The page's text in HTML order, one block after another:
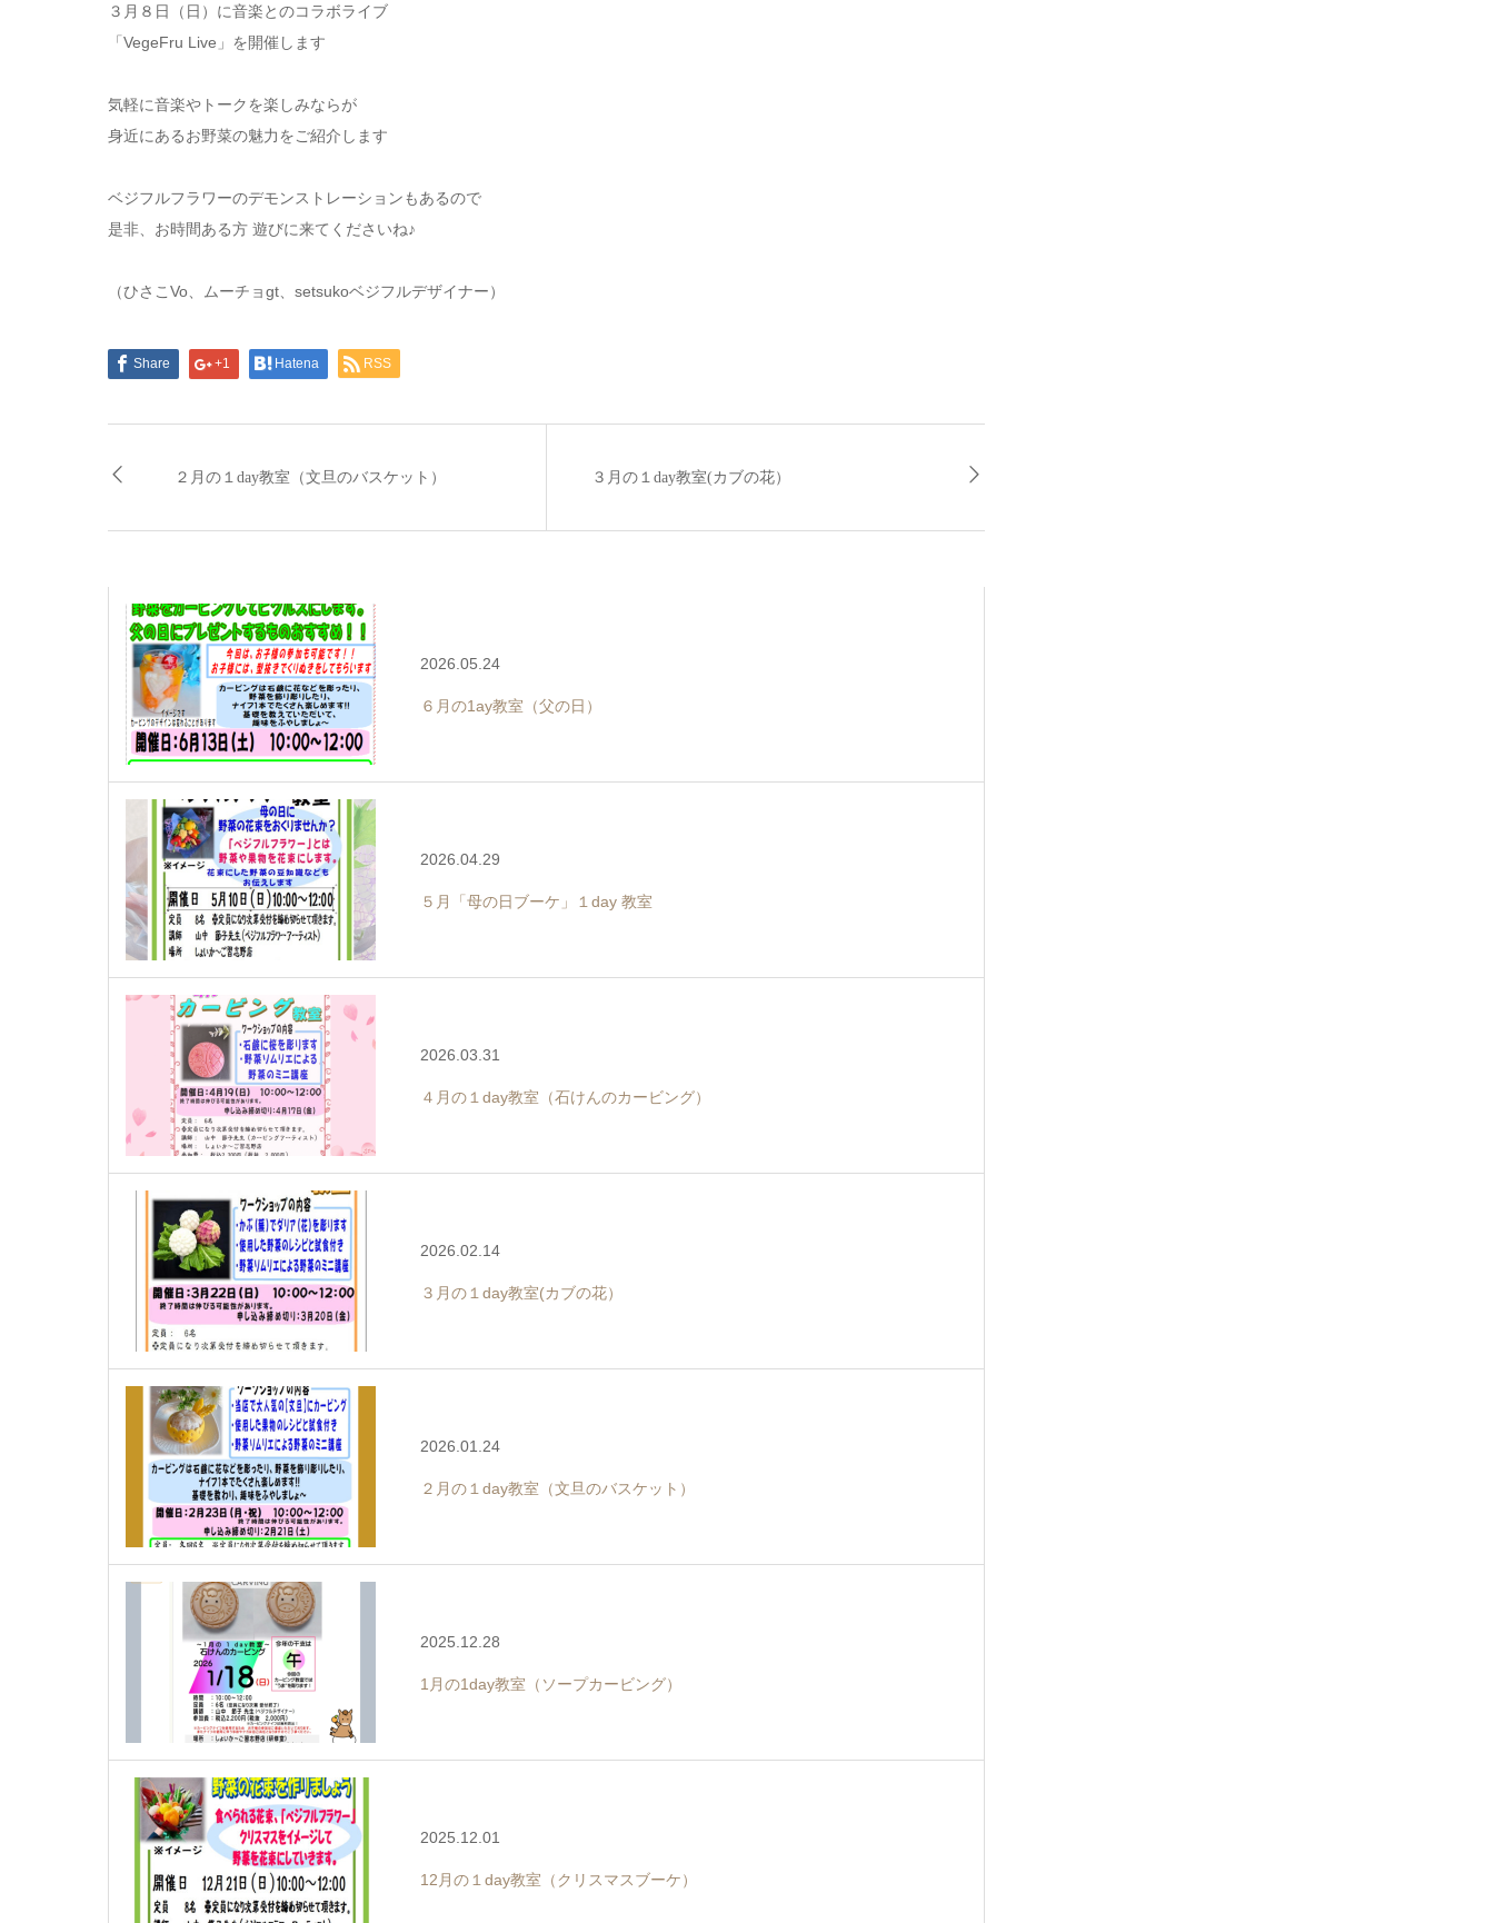
３月８日（日）に音楽とのコラボライブ
「VegeFru Live」を開催します
気軽に音楽やトークを楽しみならが
身近にあるお野菜の魅力をご紹介します
ベジフルフラワーのデモンストレーションもあるので
是非、お時間ある方 遊びに来てくださいね♪
（ひさこVo、ムーチョgt、setsukoベジフルデザイナー）
Share +1 Hatena RSS
２月の１day教室（文旦のバスケット） ３月の１day教室(カブの花）
2026.05.24
６月の1ay教室（父の日）
2026.04.29
５月「母の日ブーケ」１day 教室
2026.03.31
４月の１day教室（石けんのカービング）
2026.02.14
３月の１day教室(カブの花）
2026.01.24
２月の１day教室（文旦のバスケット）
2025.12.28
1月の1day教室（ソープカービング）
2025.12.01
12月の１day教室（クリスマスブーケ）